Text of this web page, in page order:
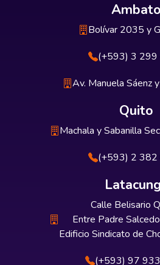
Ambato
Bolívar 2035 y
(+593) 3
Av. Manuela Sáenz
Quito
Machala y Sabanilla
(+593) 2
Calle Belisario
Entre Padre
Edificio Sindicato de
(+593) 97